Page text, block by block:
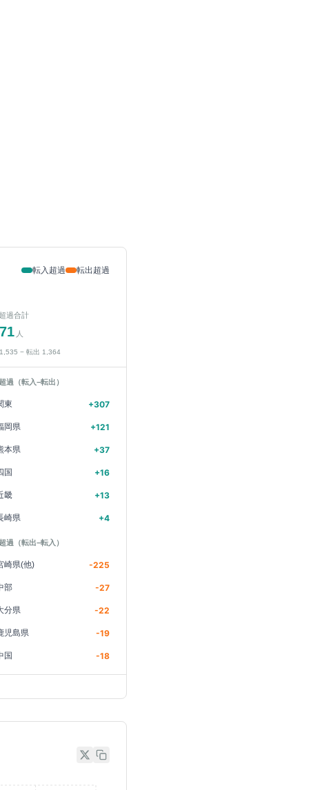
転入超過 転出超過
過合計
人
1,535 − 転出 1,364
過（転入−転出）
東 +307
岡県 +121
本県 +37
国 +16
畿 +13
崎県 +4
過（転出−転入）
崎県(他) -225
部 -27
分県 -22
児島県 -19
国 -18